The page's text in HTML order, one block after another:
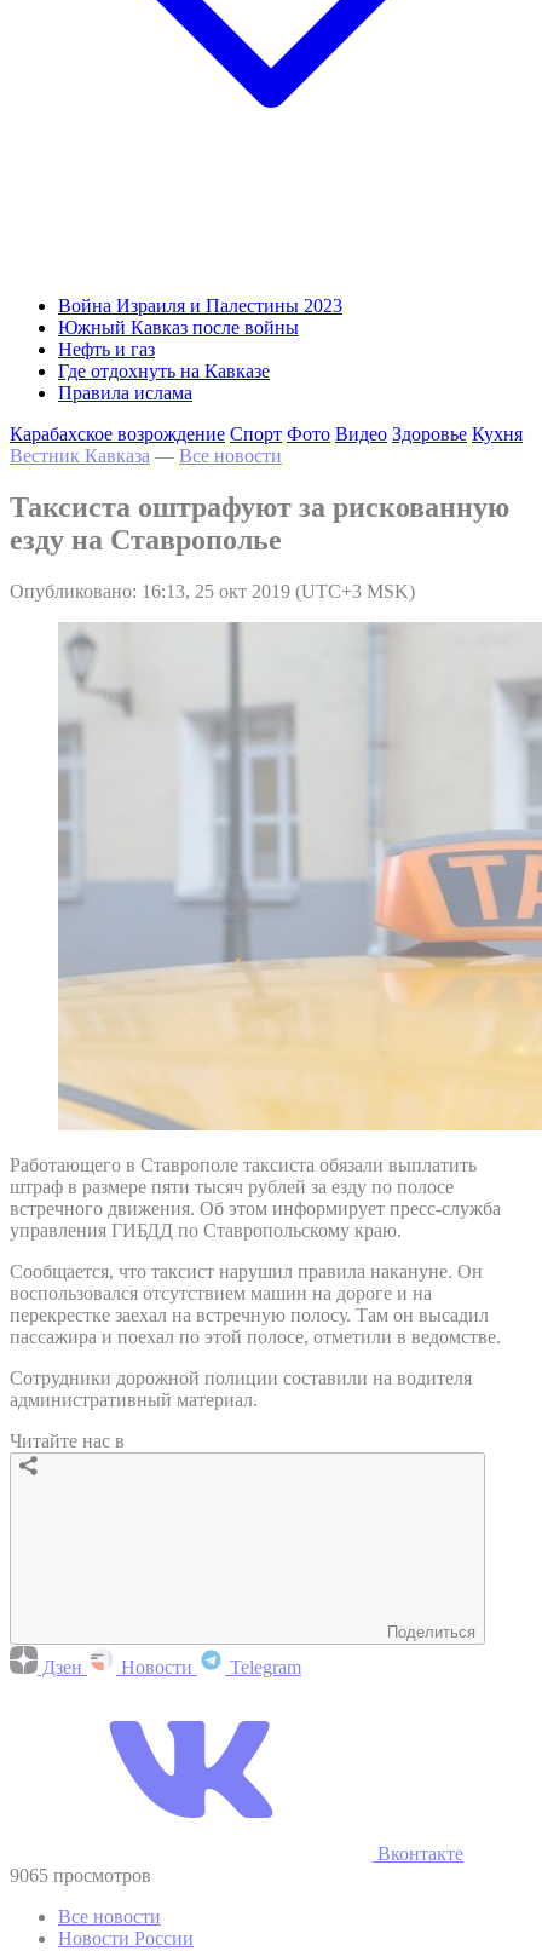
Война Израиля и Палестины 2023
Южный Кавказ после войны
Нефть и газ
Где отдохнуть на Кавказе
Правила ислама
Карабахское возрождение Спорт Фото Видео Здоровье Кухня
Вестник Кавказа — Все новости
Таксиста оштрафуют за рискованную
езду на Ставрополье
Опубликовано: 16:13, 25 окт 2019 (UTC+3 MSK)
Работающего в Ставрополе таксиста обязали выплатить
штраф в размере пяти тысяч рублей за езду по полосе
встречного движения. Об этом информирует пресс-служба
управления ГИБДД по Ставропольскому краю.
Сообщается, что таксист нарушил правила накануне. Он
воспользовался отсутствием машин на дороге и на
перекрестке заехал на встречную полосу. Там он высадил
пассажира и поехал по этой полосе, отметили в ведомстве.
Сотрудники дорожной полиции составили на водителя
административный материал.
Читайте нас в
Поделиться
Дзен Новости Telegram
Вконтакте
9065 просмотров
Все новости
Новости России